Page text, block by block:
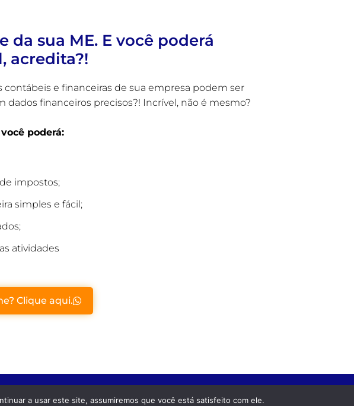
sua ME. E você poderá
acredita?!
e financeiras de sua empresa podem ser
financeiros precisos?! Incrível, não é mesmo?
poderá:
impostos;
simples e fácil;
atividades
Clique aqui.
a usar este site, assumiremos que você está satisfeito com ele.